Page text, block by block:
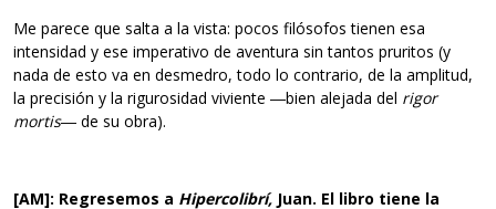
Me parece que salta a la vista: pocos filósofos tienen esa
intensidad y ese imperativo de aventura sin tantos pruritos (y
nada de esto va en desmedro, todo lo contrario, de la amplitud,
la precisión y la rigurosidad viviente ―bien alejada del rigor
mortis― de su obra).
[AM]: Regresemos a Hipercolibrí, Juan. El libro tiene la